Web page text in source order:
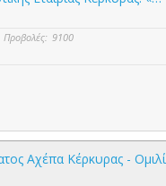
Προβολές: 9100
Αχέπα Κέρκυρας -